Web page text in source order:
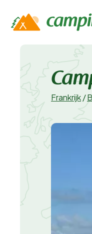
Frankrijk/